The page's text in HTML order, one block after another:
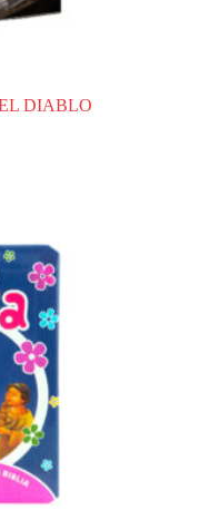
DIABLO